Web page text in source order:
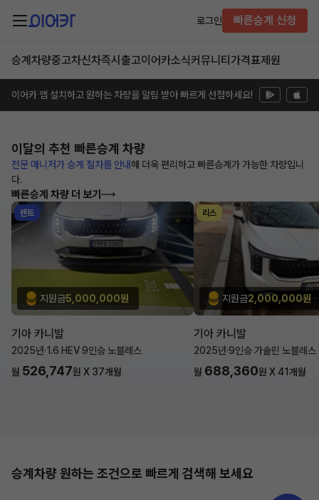
로그인 빠른승계 신청
승계차량중고차신차즉시출고이어카소식커뮤니티 가격표제원
이어카 앱 설치하고 원하는 차량을 알림 받아 빠르게 선점하세요!
이달의 추천 빠른승계 차량
전문 매니저가 승계 절차를 안내해 더욱 편리하고 빠른승계가 가능한 차량입니
다.
빠른승계 차량 더 보기
렌트
지원금5,000,000원
기아 카니발
2025년·1.6 HEV 9인승 노블레스
월 526,747원 X 37개월
리스
지원금2,000,000원
기아 카니발
2025년·9인승 가솔린 노블레스
월 688,360원 X41개월
승계차량 원하는 조건으로 빠르게 검색해 보세요